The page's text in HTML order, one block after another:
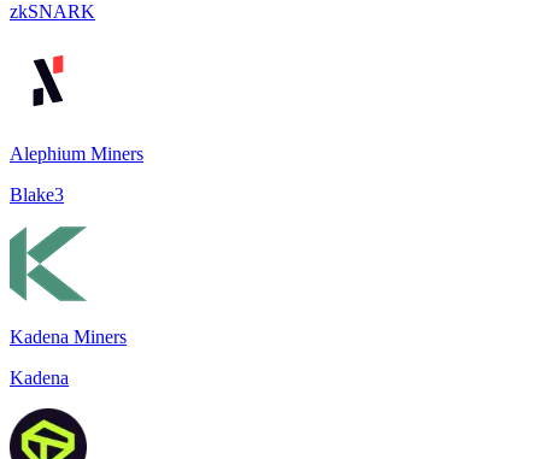
zkSNARK
Alephium Miners
Blake3
Kadena Miners
Kadena